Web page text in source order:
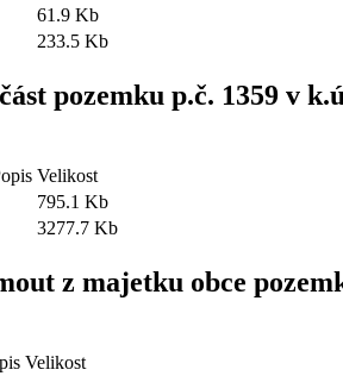
61.9 Kb
233.5 Kb
pozemku p.č. 1359 v
Velikost
795.1 Kb
3277.7 Kb
z majetku obce
Velikost